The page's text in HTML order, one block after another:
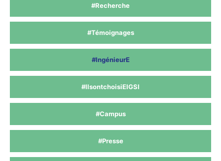
#Recherche
#Témoignages
#IngénieurE
#IlsontchoisiEIGSI
#Campus
#Presse